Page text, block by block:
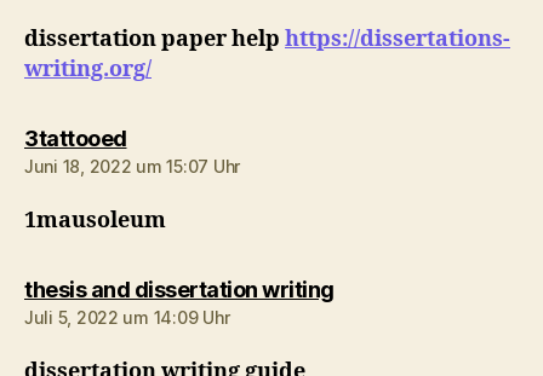
dissertation paper help https://dissertations-
writing.org/
3tattooedsagt:
Juni 18, 2022 um 15:07 Uhr
1mausoleum
thesis and dissertation writingsagt:
Juli 5, 2022 um 14:09 Uhr